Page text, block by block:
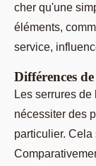
cher qu'une
éléments,
service,
Différences
Les serrures
nécessiter des
particulier. Cela